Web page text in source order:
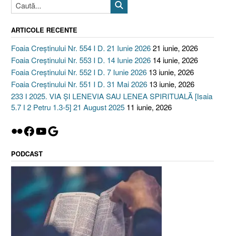
ARTICOLE RECENTE
Foaia Creștinului Nr. 554 I D. 21 Iunie 202621 iunie, 2026
Foaia Creștinului Nr. 553 I D. 14 Iunie 2026 14 iunie, 2026
Foaia Creștinului Nr. 552 I D. 7 Iunie 2026 13 iunie, 2026
Foaia Creștinului Nr. 551 I D. 31 Mai 2026 13 iunie, 2026
233 I 2025. VIA ȘI LENEVIA SAU LENEA SPIRITUALĂ [Isaia
5.7 I 2 Petru 1.3-5] 21 August 2025 11 iunie, 2026
Flickr
Facebook
YouTube
Google
PODCAST